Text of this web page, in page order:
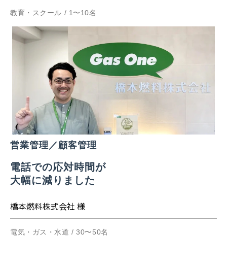
教育・スクール / 1〜10名
営業管理／顧客管理
電話での応対時間が
大幅に減りました
橋本燃料株式会社 様
電気・ガス・水道 / 30〜50名